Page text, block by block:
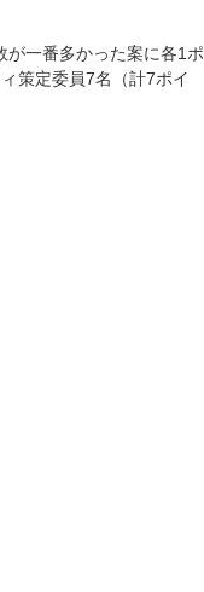
が一番多かった案に各1ポ
策定委員7名
（計7ポイ